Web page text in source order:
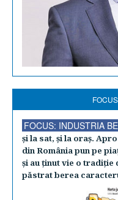
FOCUS: INDUSTRIA
şi la sat, şi la oraş.
din România pun pe
şi au ţinut vie o tradiţie
păstrat berea